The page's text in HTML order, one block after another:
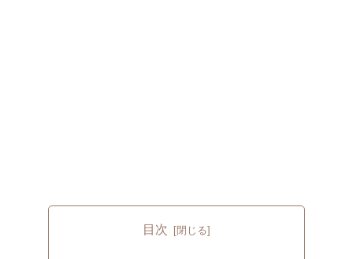
目次